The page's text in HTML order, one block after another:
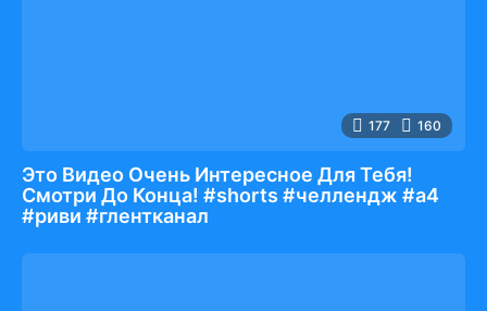
177 160
Это Видео Очень Интересное Для Тебя!
Смотри До Конца! #shorts #челлендж #а4
#риви #глентканал